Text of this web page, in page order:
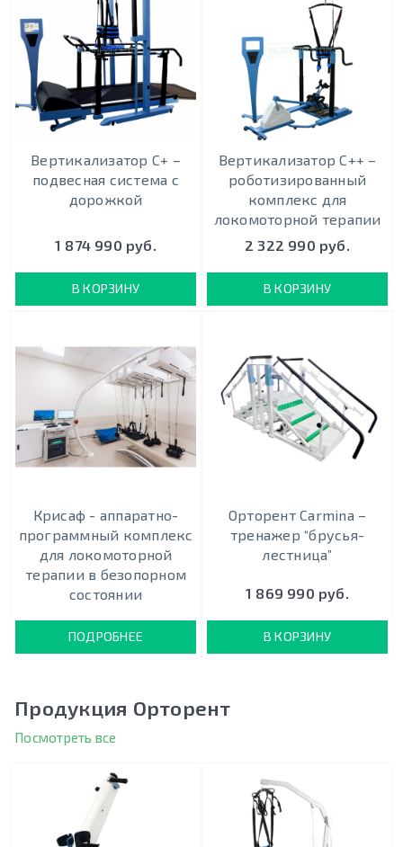
Вертикализатор С+ –
подвесная система с
дорожкой
1 874 990 руб.
В КОРЗИНУ
Вертикализатор С++ –
роботизированный
комплекс для
локомоторной терапии
2 322 990 руб.
В КОРЗИНУ
Крисаф - аппаратно-
программный комплекс
для локомоторной
терапии в безопорном
состоянии
ПОДРОБНЕЕ
Орторент Сarmina –
тренажер “брусья-
лестница”
1 869 990 руб.
В КОРЗИНУ
Продукция Орторент
Посмотреть все